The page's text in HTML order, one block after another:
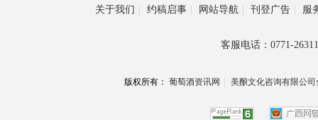
关于我们 | 约稿启事 | 网站导航 | 刊登广告 | 服
客服电话：0771-
版权所有： 葡萄酒资讯网 美酿文化咨询有限公司